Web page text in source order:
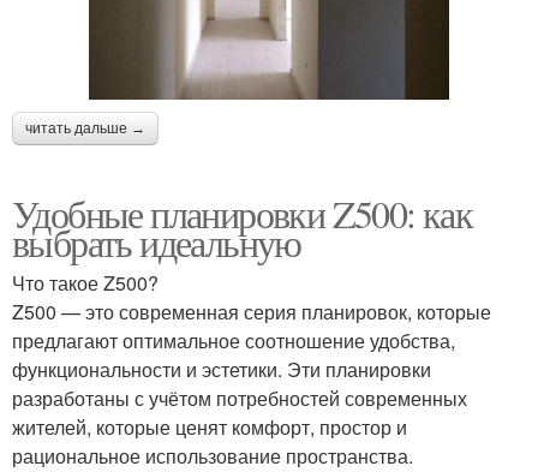
читать дальше →
Удобные планировки Z500: как
выбрать идеальную
Что такое Z500?
Z500 — это современная серия планировок, которые
предлагают оптимальное соотношение удобства,
функциональности и эстетики. Эти планировки
разработаны с учётом потребностей современных
жителей, которые ценят комфорт, простор и
рациональное использование пространства.